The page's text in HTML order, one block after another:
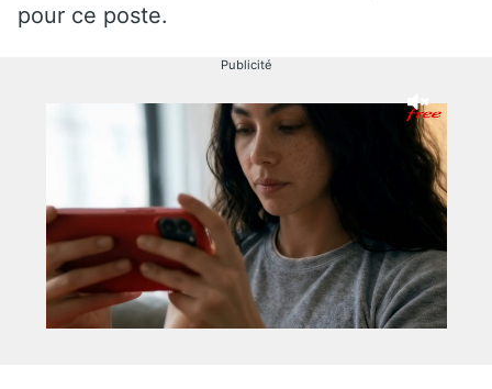
pour ce poste.
Publicité